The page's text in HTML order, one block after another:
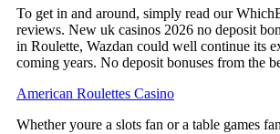
To get in and around, simply read our
reviews. New uk casinos 2026 no deposit
in Roulette, Wazdan could well continue its
coming years. No deposit bonuses from the
American Roulettes Casino
Whether youre a slots fan or a table games